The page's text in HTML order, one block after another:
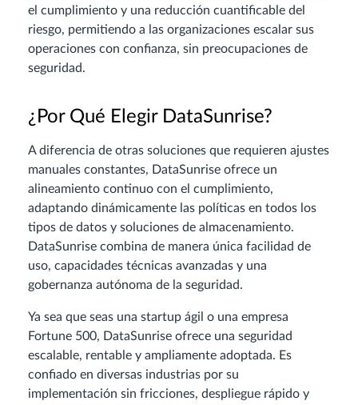
el cumplimiento y una reducción cuantificable del
riesgo, permitiendo a las organizaciones escalar sus
operaciones con confianza, sin preocupaciones de
seguridad.
¿Por Qué Elegir DataSunrise?
A diferencia de otras soluciones que requieren ajustes
manuales constantes, DataSunrise ofrece un
alineamiento continuo con el cumplimiento,
adaptando dinámicamente las políticas en todos los
tipos de datos y soluciones de almacenamiento.
DataSunrise combina de manera única facilidad de
uso, capacidades técnicas avanzadas y una
gobernanza autónoma de la seguridad.
Ya sea que seas una startup ágil o una empresa
Fortune 500, DataSunrise ofrece una seguridad
escalable, rentable y ampliamente adoptada. Es
confiado en diversas industrias por su
implementación sin fricciones, despliegue rápido y